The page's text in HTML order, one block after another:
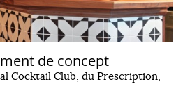
de concept
Cocktail Club, du Prescription,